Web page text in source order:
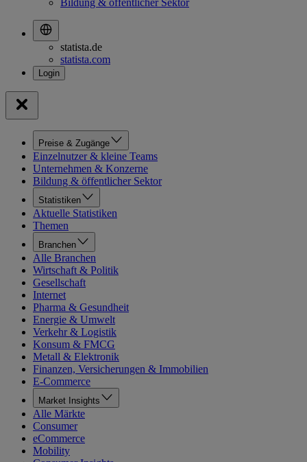
Bildung & öffentlicher Sektor
statista.de
statista.com
Preise & Zugänge
Einzelnutzer & kleine Teams
Unternehmen & Konzerne
Bildung & öffentlicher Sektor
Statistiken
Aktuelle Statistiken
Themen
Branchen
Alle Branchen
Wirtschaft & Politik
Gesellschaft
Internet
Pharma & Gesundheit
Energie & Umwelt
Verkehr & Logistik
Konsum & FMCG
Metall & Elektronik
Finanzen, Versicherungen & Immobilien
E-Commerce
Market Insights
Alle Märkte
Consumer
eCommerce
Mobility